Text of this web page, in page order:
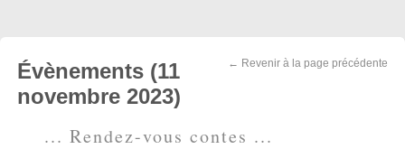
← Revenir à la page précédente
Évènements (11
novembre 2023)
... Rendez-vous contes ...